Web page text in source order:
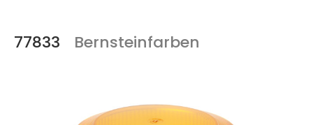
77833 Bernsteinfarben